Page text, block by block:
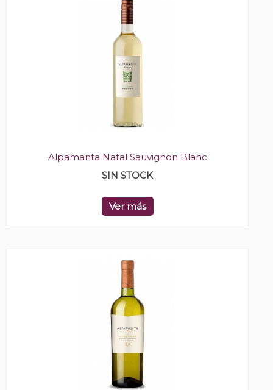
Alpamanta Natal Sauvignon Blanc
SIN STOCK
Ver más